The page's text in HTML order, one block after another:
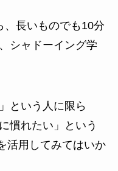
、長いものでも10分
シャドーイング学
という人に限ら
慣れたい」という
活用してみてはいか